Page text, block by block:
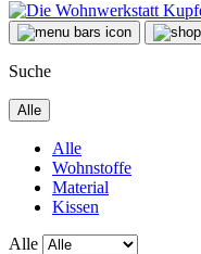
Suche
Alle
Alle
Wohnstoffe
Material
Kissen
Alle